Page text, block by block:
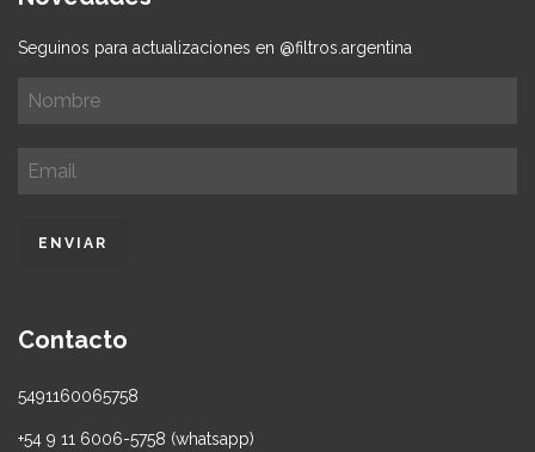
Seguinos para actualizaciones en @filtros.argentina
Contacto
5491160065758
+54 9 11 6006-5758 (whatsapp)